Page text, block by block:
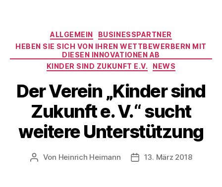
Kategorien
ALLGEMEIN
BUSINESSPARTNER
HEBEN SIE SICH VON IHREN WETTBEWERBERN MIT
DIESEN INNOVATIONEN AB
KINDER SIND ZUKUNFT E.V.
NEWS
Der Verein „Kinder sind
Zukunft e. V.“ sucht
weitere Unterstützung
Beitragsautor
Von Heinrich Heimann Veröffentlichungsdatum
13. März 2018